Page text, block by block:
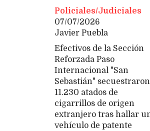
Javier Puebla
Policiales/Judiciales
07/07/2026
Efectivos de la Sección
Reforzada Paso
Internacional "San
Sebastián" secuestraron
11.230 atados de
cigarrillos de origen
extranjero tras hallar
vehículo de patente